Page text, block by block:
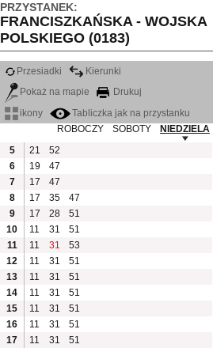
PRZYSTANEK:
FRANCISZKAŃSKA - WOJSKA
POLSKIEGO (0183)
Przesiadki
Kierunki
Pokaż na mapie
Drukuj
ikony
Tabliczka jak na przystanku
ROBOCZY
SOBOTY
NIEDZIELA
5
21
52
6
19
47
7
17
47
8
17 35
47
9
17 28
51
10
11 31
51
11
11 31
53
12
11 31
51
13
11 31
51
14
11 31
51
15
11 31
51
16
11 31
51
17
11 31 51